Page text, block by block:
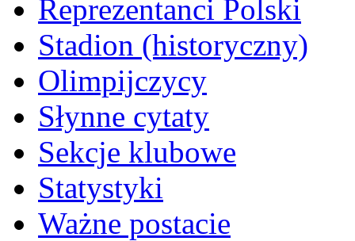
Reprezentanci Polski
Stadion (historyczny)
Olimpijczycy
Słynne cytaty
Sekcje klubowe
Statystyki
Ważne postacie